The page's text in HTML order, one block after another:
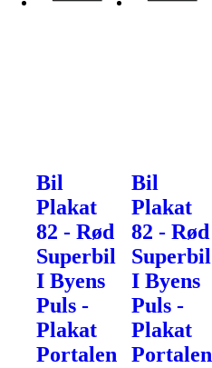
Bil
Plakat
82 - Rød
Superbil
I Byens
Puls -
Plakat
Portalen
Bil
Plakat
82 - Rød
Superbil
I Byens
Puls -
Plakat
Portalen